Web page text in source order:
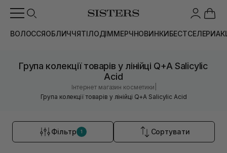
ВОЛОССЯОБЛИЧЧЯТІЛОДІММЕРЧНОВИНКИБЕСТСЕЛЕРИ
Група колекції товарів у лінійці Q+A Salicylic
Acid
Інтернет магазин косметики
Група колекції товарів у лінійці Q+A Salicylic Acid
Фільтр 1 Сортувати